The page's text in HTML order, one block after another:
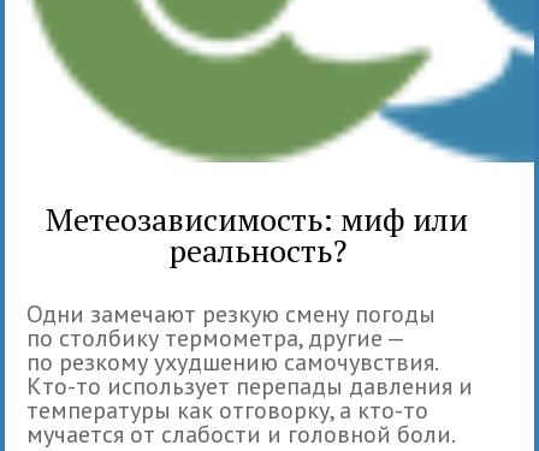
Метеозависимость: миф или
реальность?
Одни замечают резкую смену погоды
по столбику термометра, другие —
по резкому ухудшению самочувствия.
Кто-то использует перепады давления и
температуры как отговорку, а кто-то
мучается от слабости и головной боли.